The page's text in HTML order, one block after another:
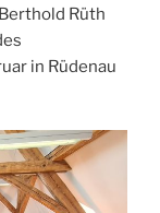
Rüth
in Rüdenau